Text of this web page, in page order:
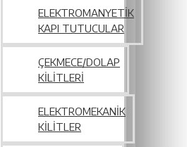
ELEKTROMANYETIK
KAPI TUTUCULAR
ÇEKMECE/DOLAP
KILITLERI
ELEKTROMEKANIK
KILITLER